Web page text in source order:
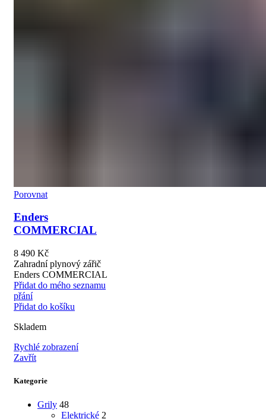
Zavřít
Kategorie
Grily 48
Elektrické 2
Porovnat
Enders
COMMERCIAL
8 490 Kč
Zahradní plynový zářič
Enders COMMERCIAL
Přidat do mého seznamu
přání
Přidat do košíku
Skladem
Rychlé zobrazení